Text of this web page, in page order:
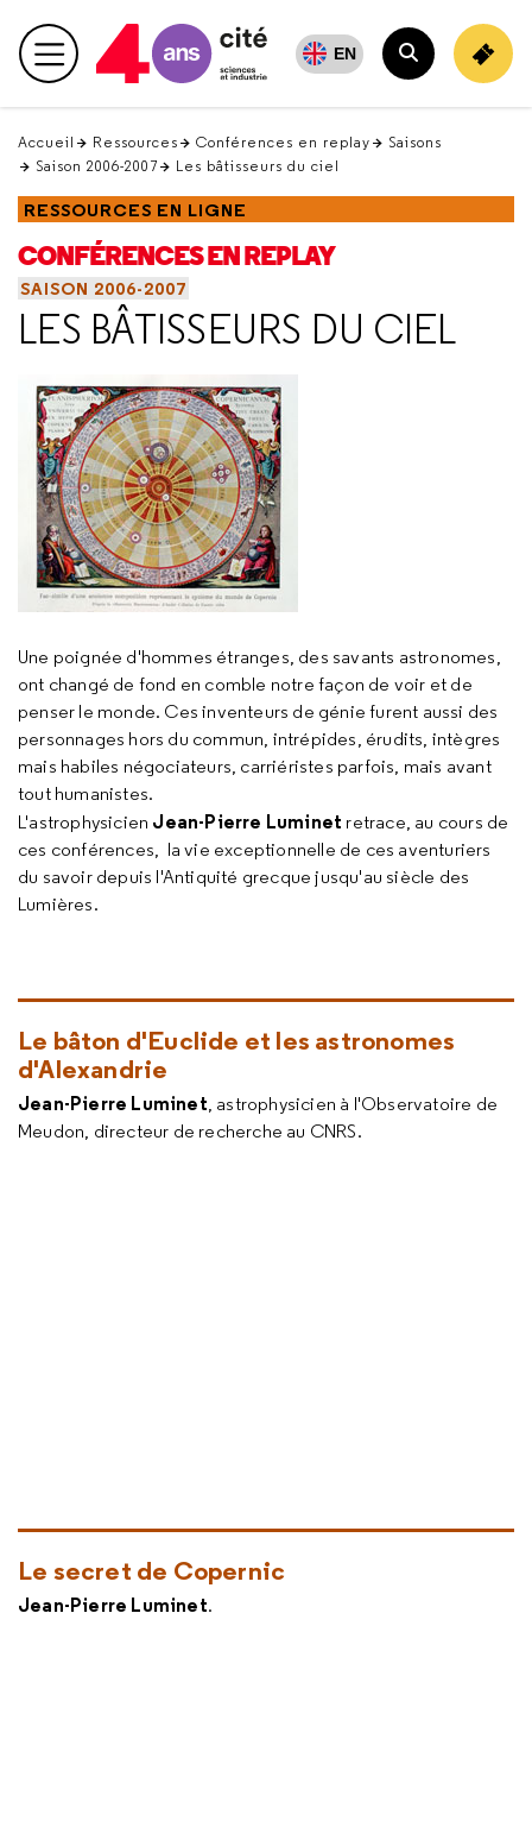
en
haut Menu principal EN
Rechercher
Accueil Ressources Conférences en replay
Saisons
Saison 2006-2007
Les bâtisseurs du ciel
RESSOURCES EN LIGNE
CONFÉRENCES EN REPLAY
SAISON 2006-2007
LES BÂTISSEURS DU CIEL
Une poignée d'hommes étranges, des savants astronomes,
ont changé de fond en comble notre façon de voir et de
penser le monde. Ces inventeurs de génie furent aussi des
personnages hors du commun, intrépides, érudits, intègres
mais habiles négociateurs, carriéristes parfois, mais avant
tout humanistes.
L'astrophysicien Jean-Pierre Luminet retrace, au cours de
ces conférences, la vie exceptionnelle de ces aventuriers
du savoir depuis l'Antiquité grecque jusqu'au siècle des
Lumières.
Le bâton d'Euclide et les astronomes
d'Alexandrie
Jean-Pierre Luminet, astrophysicien à l'Observatoire de
Meudon, directeur de recherche au CNRS.
Le secret de Copernic
Jean-Pierre Luminet.